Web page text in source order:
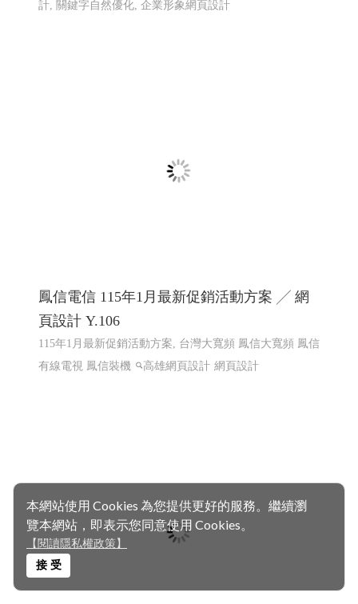
本網站使用 Cookies 為您提供更好的服務。繼續瀏
覽本網站，即表示您同意使用 Cookies。
【閱讀隱私權政策】
接 受
太陽能維運, 電廠維運, 太陽能熱影像空拍, 太陽能建造, 太
陽能規劃
太陽能維運, 電廠維運, 太陽能熱影像空拍, 太
陽能建造, 太陽能規劃 高雄網頁設計,RWD 響應式網頁設
計, 關鍵字自然優化, 企業形象網頁設計